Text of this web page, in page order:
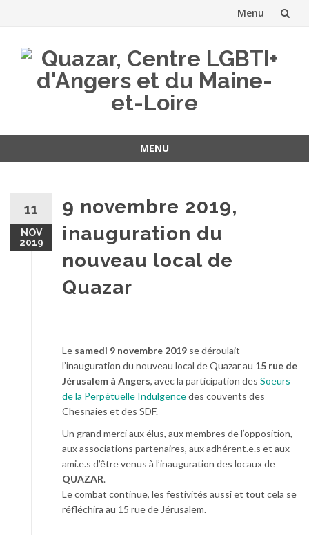
Menu
contenu
MENU
11
NOV
2019
9 novembre 2019,
inauguration du
nouveau local de
Quazar
Le samedi 9 novembre 2019 se déroulait
l’inauguration du nouveau local de Quazar au 15 rue de
Jérusalem à Angers, avec la participation des Soeurs
de la Perpétuelle Indulgencedes couvents des
Chesnaies et des SDF.
Un grand merci aux élus, aux membres de l’opposition,
aux associations partenaires, aux adhérent.e.s et aux
ami.e.s d’être venus à l’inauguration des locaux de
QUAZAR.
Le combat continue, les festivités aussi et tout cela se
réfléchira au 15 rue de Jérusalem.